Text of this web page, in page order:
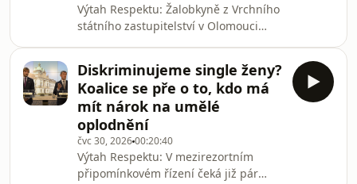
ihned kritizovali španělského
premiéra a liberální migrační politiku
Španě
Výtah Respektu: Žalobkyně z Vrchního
státního zastupitelství v Olomouci
exministr spravedlnosti Pavel Blažek,
dříve z ODS, kterému hrozí přes šest a
půl roku za mřížemi. Čeho se měl
dopustit? Kdo jsou další obžalovaní?
Jak v kauze postupuje současný
ministr spravedlnosti Jeroným Tejc za
ANO? A proč v souvislosti s tímto
Diskriminujeme single ženy?
Koalice se pře o to, kdo má
mít nárok na umělé
oplodnění
čvc 30, 202600:20:40
Výtah Respektu: V mezirezortním
připomínkovém řízení čeká již pár